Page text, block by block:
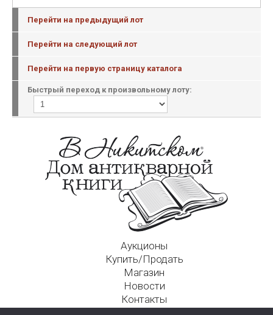
Перейти на предыдущий лот
Перейти на следующий лот
Перейти на первую страницу каталога
Быстрый переход к произвольному лоту:
Аукционы
Купить/Продать
Магазин
Новости
Контакты